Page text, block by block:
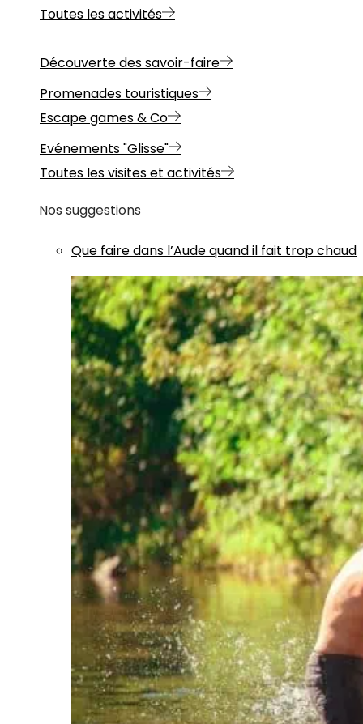
Toutes les activités
Découverte des savoir-faire
Promenades touristiques
Escape games & Co
Evénements "Glisse"
Toutes les visites et activités
Nos suggestions
Que faire dans l’Aude quand il fait trop chaud